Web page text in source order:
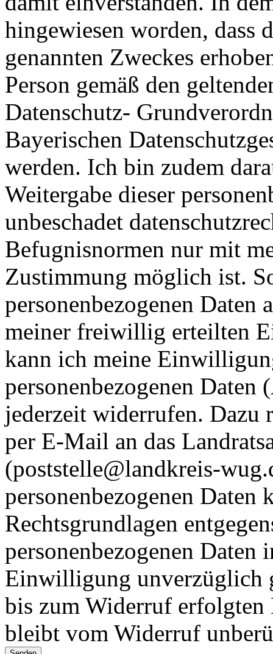
hingewiesen worden, dass
genannten Zweckes
Person gemäß den
Datenschutz-
Bayerischen
werden. Ich bin zudem
Weitergabe dieser
unbeschadet
Befugnisnormen nur mit
Zustimmung möglich ist.
personenbezogenen
meiner freiwillig erteilten
kann ich meine
personenbezogenen
jederzeit widerrufen.
per E-Mail an das
(poststelle@landkreis-
personenbezogenen Daten
Rechtsgrundlagen
personenbezogenen
Einwilligung unverzüglich
bis zum Widerruf erfolgten
bleibt vom Widerruf